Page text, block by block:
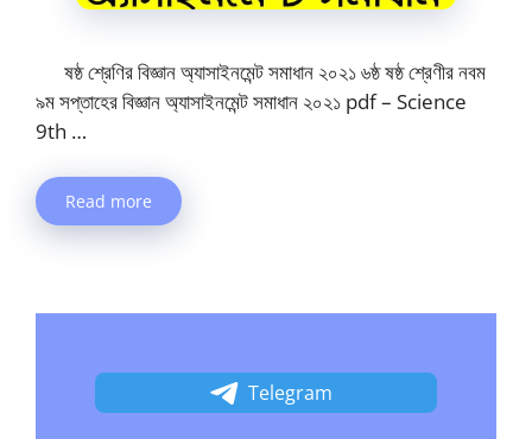
ষষ্ঠ শ্রেণির বিজ্ঞান অ্যাসাইনমেন্ট সমাধান ২০২১ ৬ষ্ঠ ষষ্ঠ শ্রেণীর নবম
৯ম সপ্তাহের বিজ্ঞান অ্যাসাইনমেন্ট সমাধান ২০২১ pdf – Science
9th …
Read more
Telegram